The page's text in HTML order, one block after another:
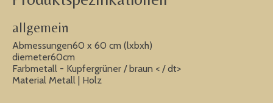
allgemein
Abmessungen60 x 60 cm (lxbxh)
diemeter60cm
Farbmetall - Kupfergrüner / braun < / dt>
Material Metall | Holz